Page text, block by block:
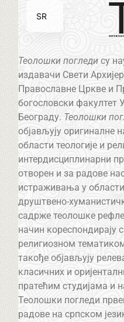
Теолошки погледи су
издавачи Свети
Православне Цркве и
богословски факултет
Београду. Теолошки
објављују оригиналне
области теологије и
интердисциплинарни
отворен и за радове
истраживања у
друштвено-
садрже теолошке
начин кореспондирају
религиозном
такође објављују
класичних и
пратећим студијама и
Теолошки погледи
радове на српском
SR
EN